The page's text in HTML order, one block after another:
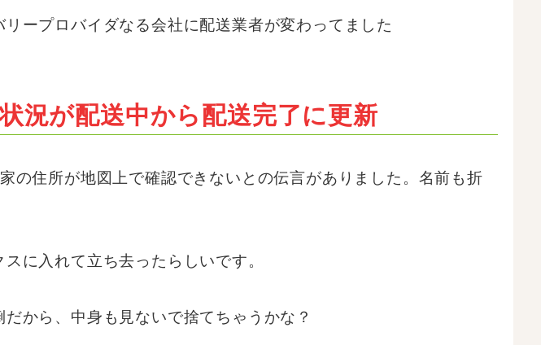
ープロバイダなる会社に配送業者が変わってました
況が配送中から配送完了に更新
の住所が地図上で確認できないとの伝言がありました。名前も折
に入れて立ち去ったらしいです。
から、中身も見ないで捨てちゃうかな？